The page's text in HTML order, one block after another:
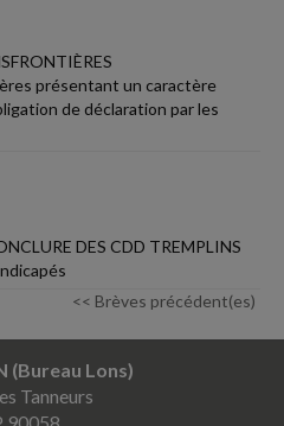
présentant un caractère
de déclaration par les
DES CDD TREMPLINS
<< Brèves précédent(es)
(Bureau Lons)
Tanneurs